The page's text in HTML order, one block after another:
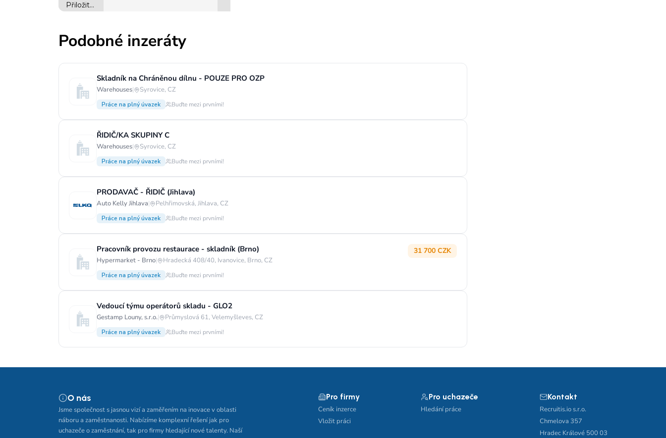
Podobné inzeráty
Skladník na Chráněnou dílnu - POUZE PRO OZP
Warehouses| Syrovice, CZ
Práce na plný úvazek Buďte mezi prvními!
ŘIDIČ/KA SKUPINY C
Warehouses| Syrovice, CZ
Práce na plný úvazek Buďte mezi prvními!
PRODAVAČ - ŘIDIČ (Jihlava)
Auto Kelly Jihlava| Pelhřimovská, Jihlava, CZ
Práce na plný úvazek Buďte mezi prvními!
Pracovník provozu restaurace - skladník (Brno)
Hypermarket - Brno| Hradecká 408/40, Ivanovice, Brno, CZ
31 700 CZK
Práce na plný úvazek Buďte mezi prvními!
Vedoucí týmu operátorů skladu - GLO2
Gestamp Louny, s.r.o.| Průmyslová 61, Velemyšleves, CZ
Práce na plný úvazek Buďte mezi prvními!
O nás
Jsme společnost s jasnou vizí a zaměřením na inovace v oblasti
náboru a zaměstnanosti. Nabízíme komplexní řešení jak pro
uchazeče o zaměstnání, tak pro firmy hledající nové talenty. Naší
Pro firmy
Ceník inzerce
Vložit práci
Pro uchazeče
Hledání práce
Kontakt
Recruitis.io s.r.o.
Chmelova 357
Hradec Králové 500 03